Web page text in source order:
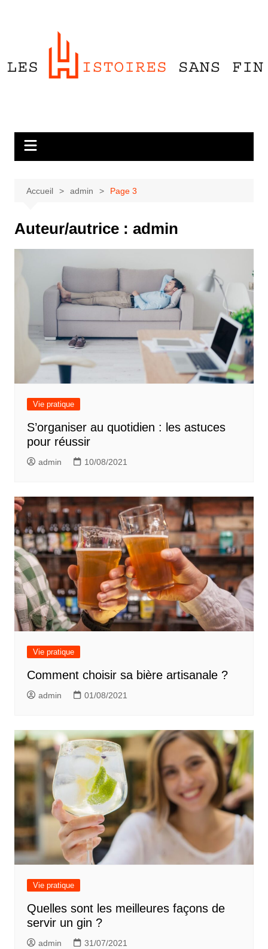
Accueil admin Page 3
Auteur/autrice : admin
Vie pratique
S’organiser au quotidien : les astuces
pour réussir
admin 10/08/2021
Vie pratique
Comment choisir sa bière artisanale ?
admin 01/08/2021
Vie pratique
Quelles sont les meilleures façons de
servir un gin ?
admin 31/07/2021